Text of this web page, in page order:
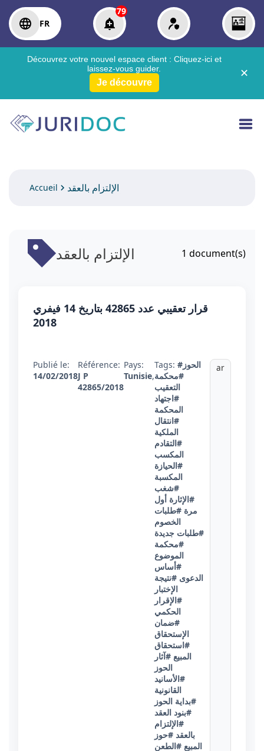
FR
79
Découvrez votre nouvel espace client : Cliquez-ici et
laissez-vous guider.
Je découvre
✕
Accueil الإلتزام بالعقد
الإلتزام بالعقد 1 document(s)
قرار تعقيبي عدد 42865 بتاريخ 14 فيفري
2018
Publié le:
14/02/2018
Référence:
J P
42865/2018
Pays:
Tunisie,
Tags:
#الحوز
#محكمة
التعقيب
#اجتهاد
المحكمة
#انتقال
الملكية
#التقادم
المكسب
#الحيازة
المكسبة
#شغب
#الإثارة أول
مرة #طلبات
الخصوم
#طلبات جديدة
#محكمة
الموضوع
#أساس
الدعوى #نتيجة
الإختبار
#الإقرار
الحكمي
#ضمان
الإستحقاق
#استحقاق
المبيع #آثار
الحوز
#الأسانيد
القانونية
#بداية الحوز
#بنود العقد
#الإلتزام
بالعقد #حوز
المبيع #الطعن
ar